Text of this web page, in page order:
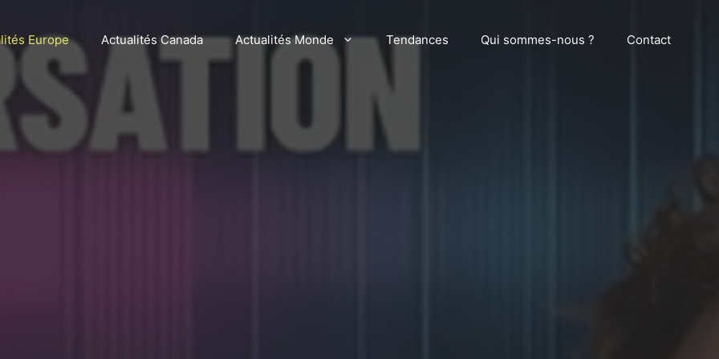
Europe Actualités Canada Actualités Monde Tendances Qui sommes-nous ? Contact